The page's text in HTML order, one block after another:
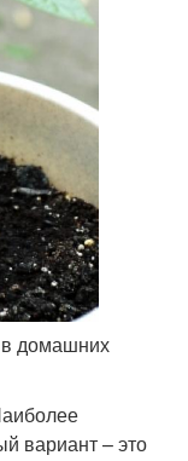
в домашних
вариант – это